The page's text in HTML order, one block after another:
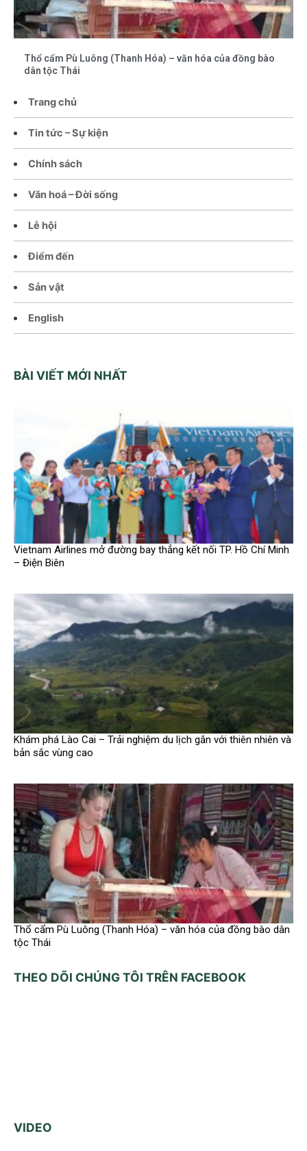
Trang chủ
Tin tức – Sự kiện
Chính sách
Văn hoá – Đời sống
Lễ hội
Điểm đến
Sản vật
English
BÀI VIẾT MỚI NHẤT
Vietnam Airlines mở đường bay thẳng kết nối TP. Hồ Chí Minh
– Điện Biên
Khám phá Lào Cai – Trải nghiệm du lịch gắn với thiên nhiên và
bản sắc vùng cao
Thổ cẩm Pù Luông (Thanh Hóa) – văn hóa của đồng bào dân
tộc Thái
THEO DÕI CHÚNG TÔI TRÊN FACEBOOK
VIDEO
Thổ cẩm Pù Luông (Thanh Hóa) – văn hóa của đồng bào
dân tộc Thái